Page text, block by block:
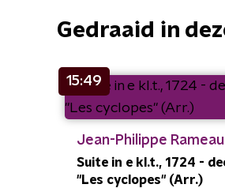
Gedraaid in
15:49
Jean-Philippe Rameau
Suite in e kl.t., 1724 -
"Les cyclopes" (Arr.)